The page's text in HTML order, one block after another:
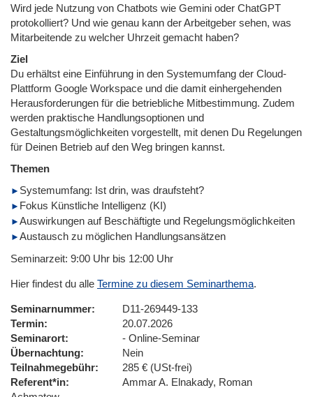
Wird jede Nutzung von Chatbots wie Gemini oder ChatGPT
protokolliert? Und wie genau kann der Arbeitgeber sehen, was
Mitarbeitende zu welcher Uhrzeit gemacht haben?
Ziel
Du erhältst eine Einführung in den Systemumfang der Cloud-
Plattform Google Workspace und die damit einhergehenden
Herausforderungen für die betriebliche Mitbestimmung. Zudem
werden praktische Handlungsoptionen und
Gestaltungsmöglichkeiten vorgestellt, mit denen Du Regelungen
für Deinen Betrieb auf den Weg bringen kannst.
Themen
Systemumfang: Ist drin, was draufsteht?
Fokus Künstliche Intelligenz (KI)
Auswirkungen auf Beschäftigte und Regelungsmöglichkeiten
Austausch zu möglichen Handlungsansätzen
Seminarzeit: 9:00 Uhr bis 12:00 Uhr
Hier findest du alle Termine zu diesem Seminarthema.
Seminarnummer
D11-269449-133
Termin
20.07.2026
Seminarort
- Online-Seminar
Übernachtung
Nein
Teilnahmegebühr
285 € (USt-frei)
Referent*in
Ammar A. Elnakady, Roman